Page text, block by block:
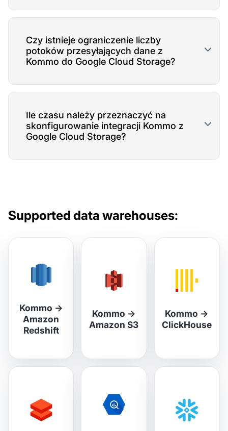
Czy istnieje ograniczenie liczby
potoków przesyłających dane z
Kommo do Google Cloud Storage?
Ile czasu należy przeznaczyć na
skonfigurowanie integracji Kommo z
Google Cloud Storage?
Supported data warehouses:
Kommo →
Amazon
Redshift
Kommo →
Amazon S3
Kommo →
ClickHouse